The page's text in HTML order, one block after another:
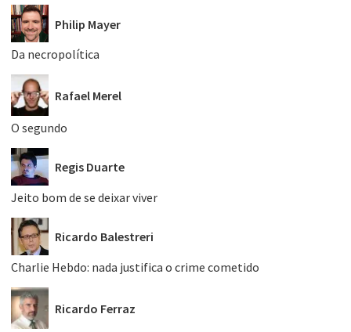
Philip Mayer
Da necropolítica
Rafael Merel
O segundo
Regis Duarte
Jeito bom de se deixar viver
Ricardo Balestreri
Charlie Hebdo: nada justifica o crime cometido
Ricardo Ferraz